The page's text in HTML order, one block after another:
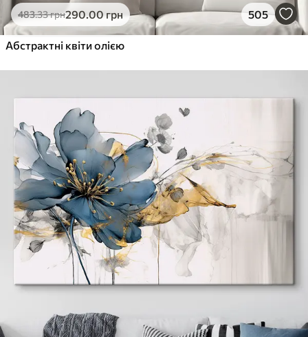
483.33грн290.00грн 505
Абстрактні квіти олією